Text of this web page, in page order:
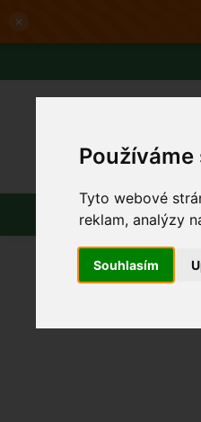
Tyto webové
reklam, analýzy
Souhlasím
×
Parfémy